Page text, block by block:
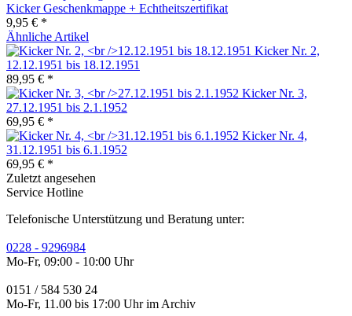
Kicker Geschenkmappe + Echtheitszertifikat
9,95 € *
Ähnliche Artikel
Kicker Nr. 2,
12.12.1951 bis 18.12.1951
89,95 € *
Kicker Nr. 3,
27.12.1951 bis 2.1.1952
69,95 € *
Kicker Nr. 4,
31.12.1951 bis 6.1.1952
69,95 € *
Zuletzt angesehen
Service Hotline
Telefonische Unterstützung und Beratung unter:
0228 - 9296984
Mo-Fr, 09:00 - 10:00 Uhr
0151 / 584 530 24
Mo-Fr, 11.00 bis 17:00 Uhr im Archiv